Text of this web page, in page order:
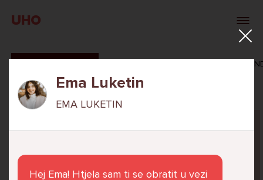
UHO
VERONIKA
Ema Luketin
EMA LUKETIN
Hej Ema! Htjela sam ti se obratit u vezi